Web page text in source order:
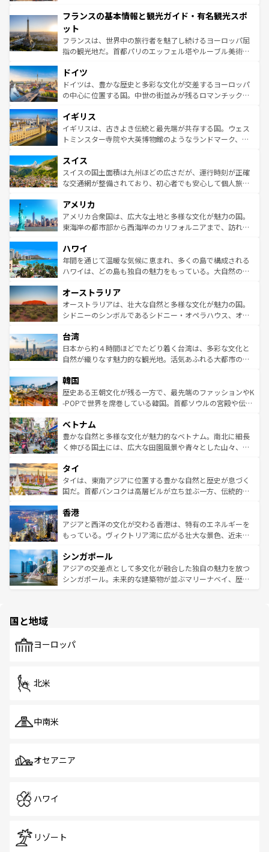
ませてくれるイタリアで、忘れられない旅をしてみよう！
なお、新着のイタリア情報は
しい。
文化が根付くこの国では、情熱的なフラメンコ、熱気あふ
れる闘牛、そして美味しいタパスが生活の一部となってい
る。首都マドリードの洗練された雰囲気や、バルセロナの
アートに溢れた街角から、地方では古代ローマ遺跡や中世
せる。地方によって風土や気候が異なるスペインはその個
性で訪れる人を魅了する。 なお、新着のスペイン情報は コ
ンテンツ一覧を参照してほしい。
フランスの基本情報と観光ガイド・有名観光スポ
ット
フランスは、世界中の旅行者を魅了し続けるヨーロッパ屈
指の観光地だ。首都パリのエッフェル塔やルーブル美術館
で、幅広い魅力が詰まっている。華麗な宮殿、歴史的な大
聖堂、美しいビーチ、そして豊かな自然が、訪れる者を心
から魅了する。また、フランスは美食の国としても知ら
いる。シャンパンの発祥地であるランス、プロヴァンスの
香り高いラベンダー畑など、多彩な楽しみ方が可能だ。さ
らに、パリ以外の地域にも魅力が溢れており、どの街角に
れる地方に足を運ぶとそれぞれで全く異なる文化を体験で
きるだろう。 なお、新着のフランス情報はコンテンツ一覧
を参照してほしい。
ドイツ
ドイツは、豊かな歴史と多彩な文化が交差するヨーロッパ
の中心に位置する国。中世の街並みが残るロマンチック街
顔を持つこの国は、どこを歩いても飽きることがない。ベ
ルリンの文化的活気、バイエルン州のアルプスの絶景、そ
してライン川沿いのワイン畑といった風景は必見。ビール
は、お酒好きな人にはぜひ体験してほしい。 なお、新着の
ドイツ情報はコンテンツ一覧を参照してほしい。
イギリス
イギリスは、古きよき伝統と最先端が共存する国。ウェス
トミンスター寺院や大英博物館のようなランドマーク、歴
リアごとに異なる魅力がある。また、優雅なアフタヌーン
ティー、ビール好きにはたまらない英国パブ、サッカー観
戦など、本場だからこそできる体験も豊富。イギリスを旅
ンツ一覧を参照してほしい。
スイス
スイスの国土面積は九州ほどの広さだが、運行時刻が正確
な交通網が整備されており、初心者でも安心して個人旅行
の建物がそのまま残る町や、スイスならではのユニークな
博物館もあり、アルプス観光だけでなく町歩きも満喫する
ことができる。国民の所得が高いため物価も高いが、旅行
ば市内交通費無料で観光を楽しむこともできる。 なお、新
着のスイス情報はコンテンツ一覧 を参照してほしい。
アメリカ
アメリカ合衆国は、広大な土地と多様な文化が魅力の国。
東海岸の都市部から西海岸のカリフォルニアまで、訪れる
のような巨大都市は、観光、ショッピング、エンターテイ
ンメントが詰まった刺激的なスポットだ。一方、アメリカ
西部には大自然が広がり、グランドキャニオンやイエロー
部のニューオーリンズでは、音楽と美食が融合した独特の
文化が魅力。旅行者はアメリカの各地域で異なる魅力を楽
しみながら、その多様性と豊かな歴史を感じることができ
ならではの贅沢な旅のスタイルだ。 なお、新着のアメリカ
情報はコンテンツ一覧を参照してほしい。
ハワイ
年間を通じて温暖な気候に恵まれ、多くの島で構成される
ハワイは、どの島も独自の魅力をもっている。大自然の神
ワイ島は見逃せない。また、定番の観光地といえばオアフ
島だが、静かな自然を求めるならマウイ島やカウアイ島が
おすすめ。エメラルドグリーンに輝く海をはじめ、豊かな
れるおもてなしの心で訪れる人々を迎えてくれるハワイの
人々、おいしいローカルフードやハワイアンミュージッ
ク、伝統的なフラダンスなど、すべてがハワイの魅力を彩
ワイを、存分に味わってほしい。 なお、新着のハワイ情報
はコンテンツ一覧を参照してほしい。
オーストラリア
オーストラリアは、壮大な自然と多様な文化が魅力の国。
シドニーのシンボルであるシドニー・オペラハウス、オー
リアリーフや大陸中央部にそびえるウルル（エアーズロッ
ク）、タスマニアの美しい原生林やケアンズの熱帯雨林な
ど、見どころがたくさん。また、カフェやワイン、オージ
いる。アクティビティも充実しており、サーフィンやダイ
ビング、ハイキングなど、アウトドア好きにはたまらな
い。オーストラリアの多彩な魅力を存分に味わいつくそ
参照してほしい。
台湾
日本から約４時間ほどでたどり着く台湾は、多彩な文化と
自然が織りなす魅力的な観光地。活気あふれる大都市の台
ン）、静ひつな山岳地帯である台湾東部など、都市の喧騒
と山間の静けさが共存しており、訪れる人に新しい発見と
驚きをもたらしてくれる。また、奥深い台湾の食文化も魅
容にもいいと評判のスイーツなど、バラエティ豊かな料理
が味わえる。 なお、新着の台湾情報は コンテンツ一覧を参
照してほしい。
韓国
歴史ある王朝文化が残る一方で、最先端のファッションやK
-POPで世界を席巻している韓国。首都ソウルの宮殿や伝統
き、地方に足を延ばせば四季折々の自然美を楽しむことが
できる。そして、キムチや焼肉、絶品のストリートフード
まで、さまざまな韓国料理が待っている。夜には、韓国な
リティに包まれながら、韓国の多彩な魅力を心ゆくまで味
わってみてほしい。 なお、新着の韓国情報はコンテンツ一
覧を参照してほしい。
ベトナム
豊かな自然と多様な文化が魅力的なベトナム。南北に細長
く伸びる国土には、広大な田園風景や青々とした山々、世
急速な発展と共に伝統が息づく。ハノイの古い町並みやホ
ーチミン市のフランス統治時代の建物も、独特の雰囲気を
醸し出している。また、バラエティの豊かさとおいしさで
とつ。フォーやバインミー、ベトナムコーヒーなどは、ぜ
ひ現地で味わいたい。どの地域を訪れてもあたたかい人々
が旅行者を迎えてくれるので、きっと忘れられない旅にな
参照してほしい。
タイ
タイは、東南アジアに位置する豊かな自然と歴史が息づく
国だ。首都バンコクは高層ビルが立ち並ぶ一方、伝統的な
の活気が交差している。北部ではチェンマイなどの山岳地
帯で自然と触れ合い、南部ではプーケットやクラビの美し
いビーチでリゾート気分を楽しむことができる。タイ料理
激する。気候は一年中温暖で、どの季節にも異なる楽しみ
が待っている。親しみやすいタイの人々、仏教を中心とし
た文化、そして多様な観光資源が、訪れる旅人を魅了し続
香港
アジアと西洋の文化が交わる香港は、特有のエネルギーを
もっている。ヴィクトリア湾に広がる壮大な景色、近未来
み、どこを訪れても感動するはず。観光スポットが密集し
ており、効率よく見どころを回れるのも魅力。息をのむよ
うな絶景から文化的な体験まで、香港を存分に楽しみ尽く
シンガポール
アジアの交差点として多文化が融合した独自の魅力を放つ
シンガポール。未来的な建築物が並ぶマリーナベイ、歴史
で、ホーカーズは地元の風情を楽しめる外せないスポット
国と地域
ヨーロッパ
北米
中南米
オセアニア
ハワイ
リゾート